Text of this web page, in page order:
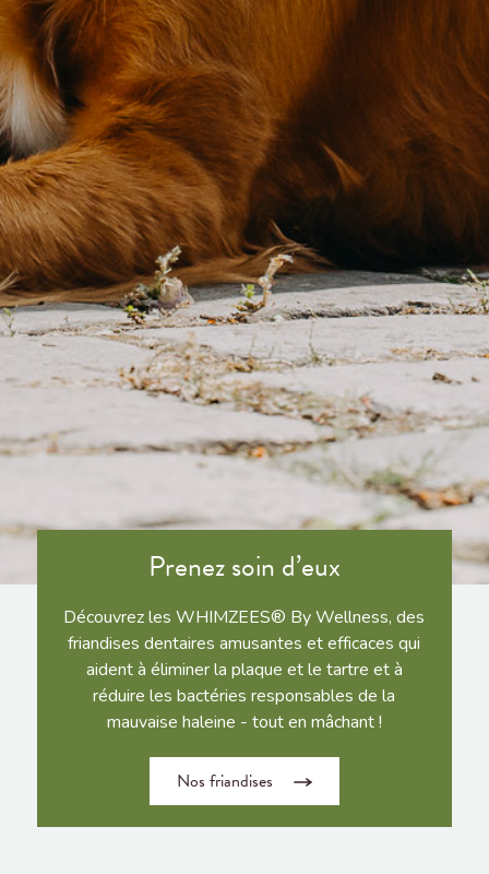
Prenez soin d’eux
Découvrez les WHIMZEES® By Wellness, des
friandises dentaires amusantes et efficaces qui
aident à éliminer la plaque et le tartre et à
réduire les bactéries responsables de la
mauvaise haleine - tout en mâchant !
Nos friandises